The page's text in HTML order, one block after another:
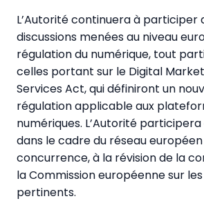
L’Autorité continuera à participer
discussions menées au niveau
régulation du numérique, tout
celles portant sur le Digital
Services Act, qui définiront un
régulation applicable aux
numériques. L’Autorité
dans le cadre du réseau
concurrence, à la révision de la
la Commission européenne sur
pertinents.